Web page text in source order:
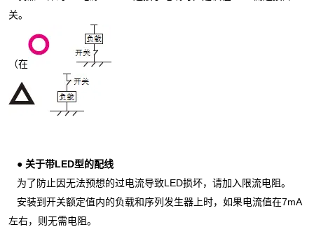
关。
（在
● 关于带LED型的配线
为了防止因无法预想的过电流导致LED损坏，请加入限流电阻。
安装到开关额定值内的负载和序列发生器上时，如果电流值在7mA
左右，则无需电阻。